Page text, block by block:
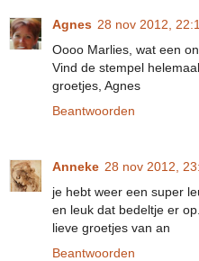
Agnes 28 nov 2012,
Oooo Marlies, wat een
Vind de stempel
groetjes, Agnes
Beantwoorden
Anneke 28 nov 2012,
je hebt weer een super
en leuk dat bedeltje er op.
lieve groetjes van an
Beantwoorden